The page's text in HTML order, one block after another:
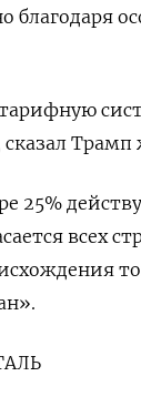
благодаря
25%
всех